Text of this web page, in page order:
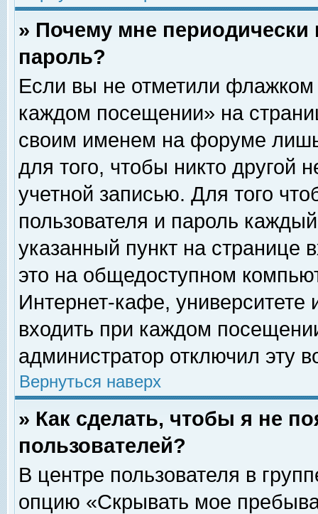
» Почему мне
пароль?
Если вы не отметили флажком
каждом посещении» на
своим именем на форуме
для того, чтобы никто другой
учетной записью. Для того
пользователя и пароль
указанный пункт на
это на общедоступном
Интернет-кафе, университете
входить при каждом
администратор отключил эту
Вернуться наверх
» Как сделать, чтобы я не
пользователей?
В центре пользователя в
опцию «Скрывать мое